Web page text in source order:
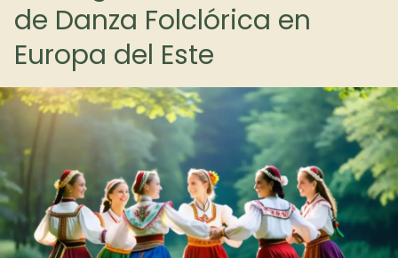
de Danza Folclórica en
Europa del Este